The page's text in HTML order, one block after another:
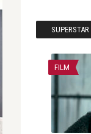
SUPERSTAR
FILM